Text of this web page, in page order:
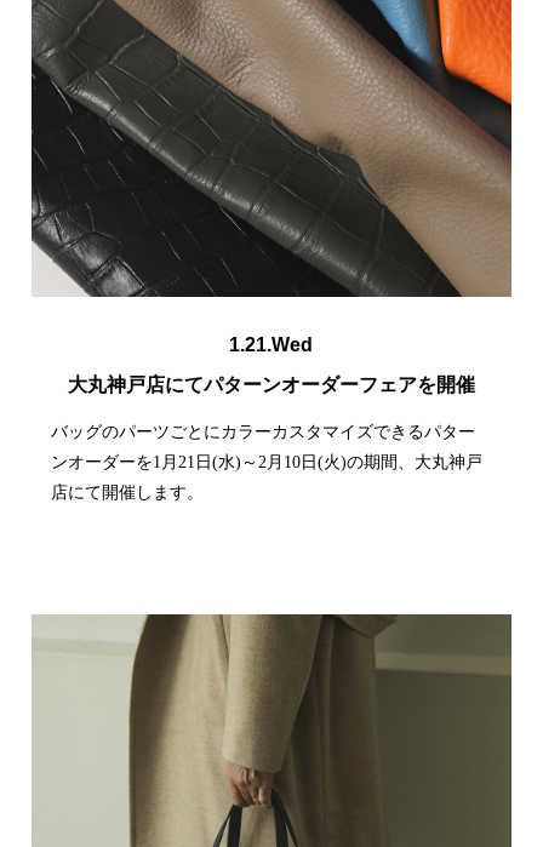
1.21.Wed
大丸神戸店にてパターンオーダーフェアを開催
バッグのパーツごとにカラーカスタマイズできるパター
ンオーダーを1月21日(水)～2月10日(火)の期間、大丸神戸
店にて開催します。